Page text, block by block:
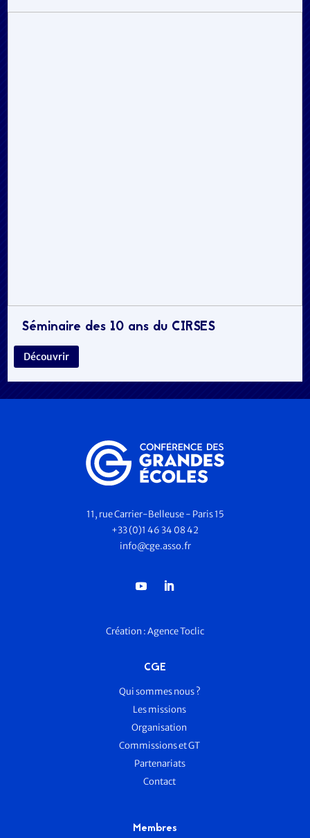
Séminaire des 10 ans du CIRSES
Découvrir
11, rue Carrier-Belleuse - Paris 15
+33 (0)1 46 34 08 42
info@cge.asso.fr
Création :Agence Toclic
CGE
Qui sommes nous ?
Les missions
Organisation
Commissions et GT
Partenariats
Contact
Membres